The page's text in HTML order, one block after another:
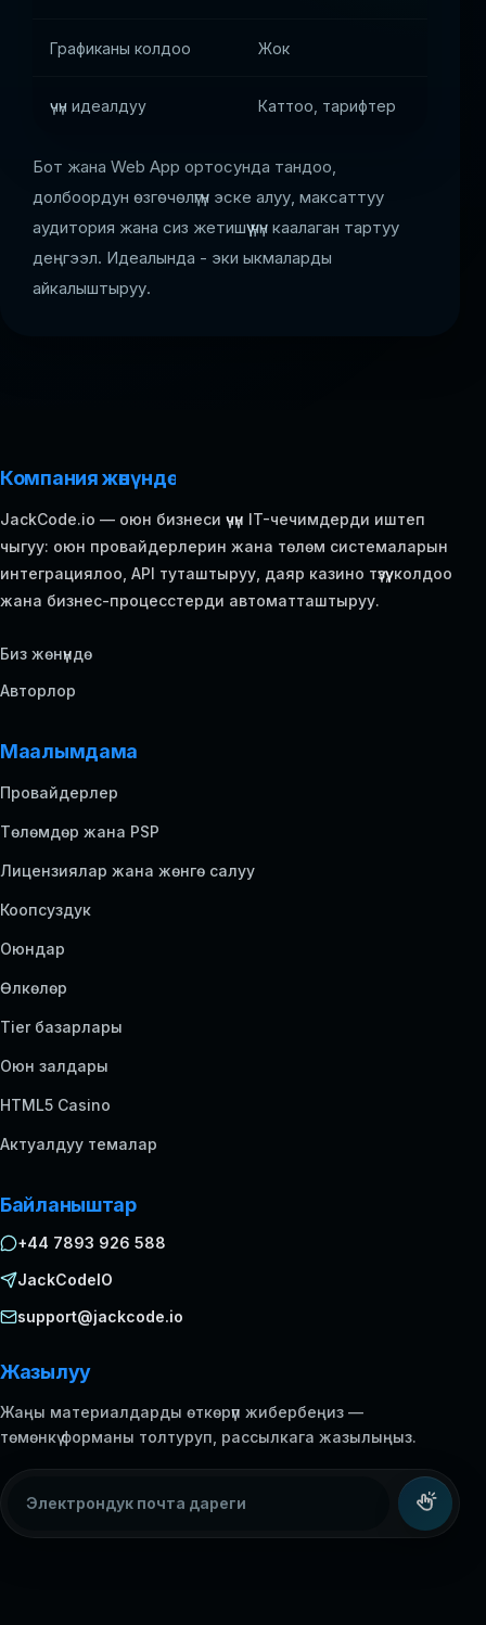
Графиканы колдоо Жок
үчүн идеалдуу Каттоо, тарифтер
Бот жана Web App ортосунда тандоо,
долбоордун өзгөчөлүгүн эске алуу, максаттуу
аудитория жана сиз жетишүү үчүн каалаган тартуу
деңгээл. Идеалында - эки ыкмаларды
айкалыштыруу.
Компания жөнүндө
JackCode.io — оюн бизнеси үчүн IT-чечимдерди иштеп
чыгуу: оюн провайдерлерин жана төлөм системаларын
интеграциялоо, API туташтыруу, даяр казино түзүү, колдоо
жана бизнес-процесстерди автоматташтыруу.
Биз жөнүндө
Авторлор
Маалымдама
Провайдерлер
Төлөмдөр жана PSP
Лицензиялар жана жөнгө салуу
Коопсуздук
Оюндар
Өлкөлөр
Tier базарлары
Оюн залдары
HTML5 Casino
Актуалдуу темалар
Байланыштар
+44 7893 926 588
JackCodeIO
support@jackcode.io
Жазылуу
Жаңы материалдарды өткөрүп жибербеңиз —
төмөнкү форманы толтуруп, рассылкага жазылыңыз.